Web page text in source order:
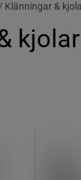
Klänningar &
kjolar